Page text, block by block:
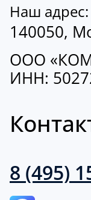
Наш адрес:
140050,
ООО
ИНН:
8 (495)